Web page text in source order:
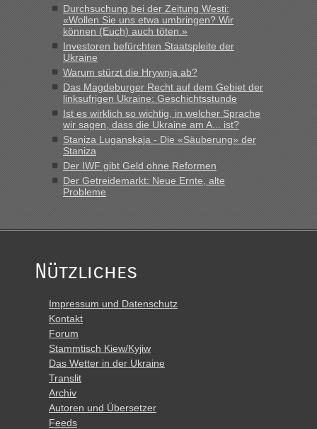
Durchsuchung bei der Zeitung Westi:
«Wollen Sie uns etwa umbringen? Wir
können (Euch) auch töten.»
Investoren befürchten Staatspleite der
Ukraine
Warum stürzt die Hrywnja ab?
Das Magdeburger Recht auf dem Gebiet der
linksufrigen Ukraine: Geschichtsstunde
Ist es wirklich so wichtig, in welcher Sprache
wir sagen, dass die Ukraine am A... ist?
Staniza Luganskaja - Die «Säuberung» der
Staniza
Der IWF gibt Geld ohne Reformen
Der Getreidemarkt: Neue Ernte, alte
Probleme
Nützliches
Impressum und Datenschutz
Kontakt
Forum
Stammtisch Kiew/Kyjiw
Das Wetter in der Ukraine
Translit
Archiv
Autoren und Übersetzer
Feeds